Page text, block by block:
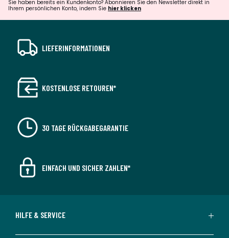
Sie haben bereits ein Kundenkonto? Abonnieren Sie den Newsletter direkt in
Ihrem persönlichen Konto, indem Sie hier klicken
LIEFERINFORMATIONEN
KOSTENLOSE RETOUREN*
30 TAGE RÜCKGABEGARANTIE
EINFACH UND SICHER ZAHLEN*
HILFE & SERVICE